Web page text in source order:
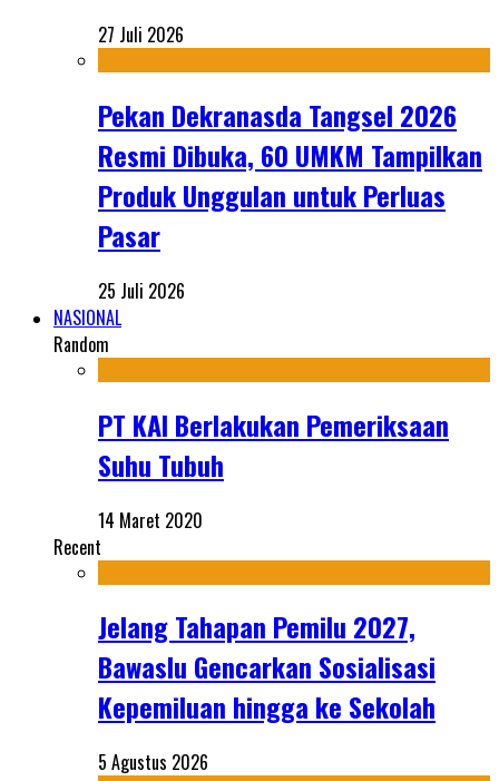
27 Juli 2026
Pekan Dekranasda Tangsel 2026
Resmi Dibuka, 60 UMKM Tampilkan
Produk Unggulan untuk Perluas
Pasar
25 Juli 2026
NASIONAL
Random
PT KAI Berlakukan Pemeriksaan
Suhu Tubuh
14 Maret 2020
Recent
Jelang Tahapan Pemilu 2027,
Bawaslu Gencarkan Sosialisasi
Kepemiluan hingga ke Sekolah
5 Agustus 2026